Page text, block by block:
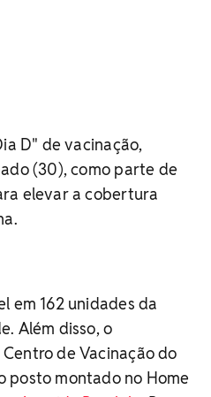
D" de vacinação,
(30), como parte de
elevar a cobertura
em 162 unidades da
Além disso, o
de Vacinação do
posto montado no Home